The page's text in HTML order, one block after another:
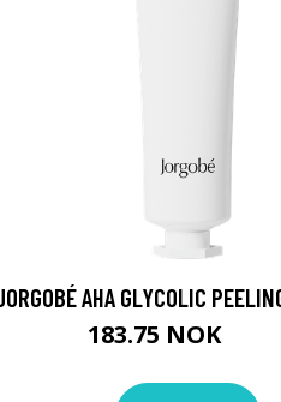
AHA GLYCOLIC
183.75 NOK